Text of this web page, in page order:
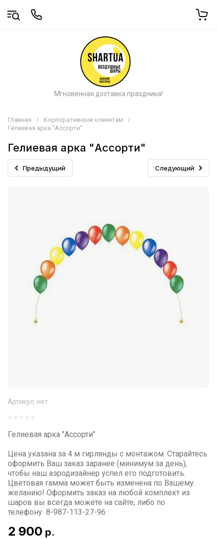
Мгновенная доставка праздника!
Главная / Корпоративным клиентам
/
Гелиевая арка "Ассорти"
Гелиевая арка "Ассорти"
Предыдущий Следующий
Артикул: нет
Гелиевая арка "Ассорти"
Цена указана за 4 м гирлянды с монтажом. Старайтесь
оформить Ваш заказ заранее (минимум за день),
чтобы наш аэродизайнер успел его подготовить.
Цветовая гамма может быть изменена по Вашему
желанию! Оформить заказ на любой комплект из
шаров вы всегда можете на сайте, либо по
телефону 8-987-113-27-96
2 900 р.